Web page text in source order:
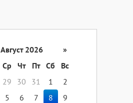
Август 2026
»
Ср Чт Пт Сб
Вс
29 30 31 1
2
5 6 7 8
9